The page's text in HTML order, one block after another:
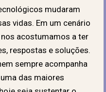
mudaram
vidas. Em um cenário
acostumamos a ter
respostas e soluções.
sempre acompanha
das maiores